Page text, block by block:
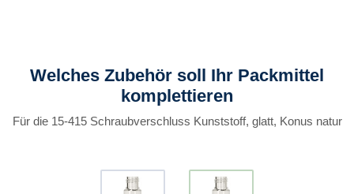
Welches Zubehör soll Ihr Packmittel
komplettieren
Für die 15-415 Schraubverschluss Kunststoff, glatt, Konus natur